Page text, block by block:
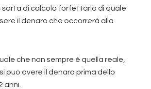
di calcolo forfettario di quale
il denaro che occorrerà alla
che non sempre è quella reale,
può avere il denaro prima dello
anni.